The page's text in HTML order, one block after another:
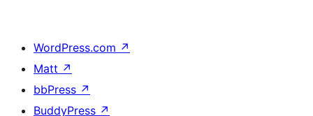
WordPress.com ↗
Matt ↗
bbPress ↗
BuddyPress ↗